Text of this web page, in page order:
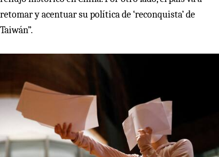
retomar y acentuar su política de ‘reconquista’ de
Taiwán”.